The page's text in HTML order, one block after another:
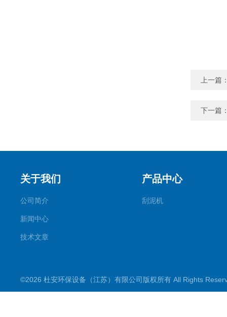
上一篇
下一篇
关于我们
公司简介
新闻中心
技术文章
产品中心
刮泥机
©2026 杜安环保设备（江苏）有限公司版权所有 All Rights